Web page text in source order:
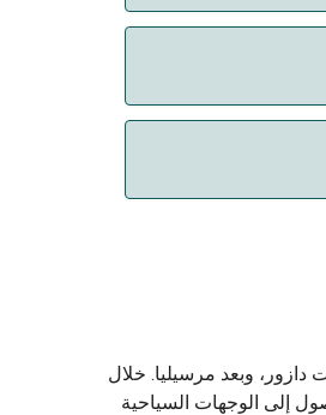
وبعد مرسيليا. خلال
إلى الوجهات السياحية